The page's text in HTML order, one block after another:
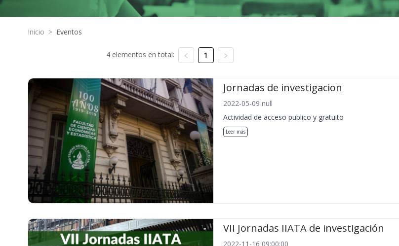
Inicio > Eventos
4 elementos en total: 1
Jornadas de investigacion
2022-05-09 null
Actividad de acceso publico y gratuito
Leer más
VII Jornadas IIATA de investigación
2022-11-16 09:00:00